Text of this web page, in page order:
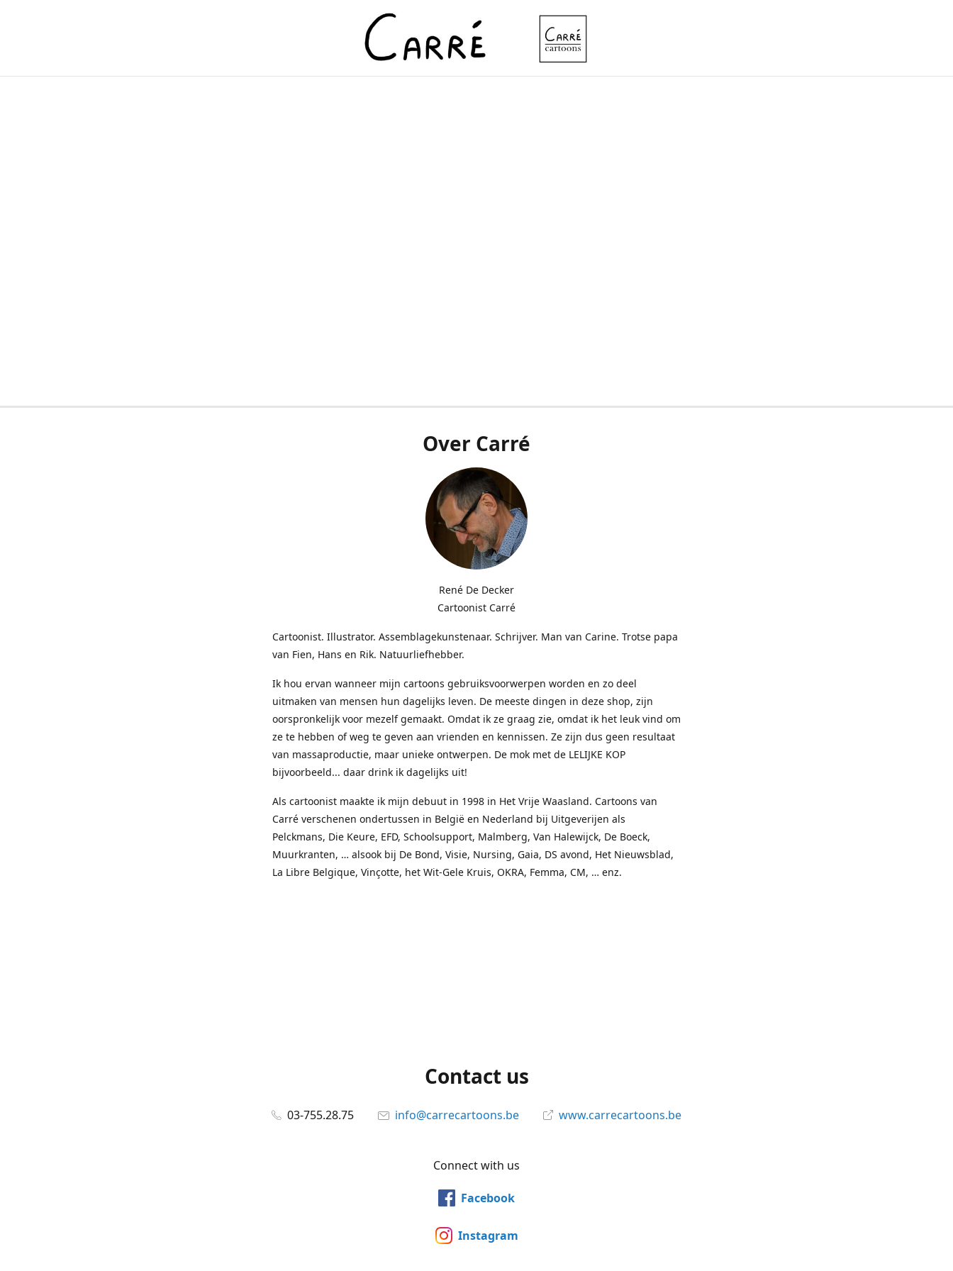
Over Carré
René De Decker
Cartoonist Carré
Cartoonist. Illustrator. Assemblagekunstenaar. Schrijver. Man van Carine. Trotse papa
van Fien, Hans en Rik. Natuurliefhebber.
Ik hou ervan wanneer mijn cartoons gebruiksvoorwerpen worden en zo deel
uitmaken van mensen hun dagelijks leven. De meeste dingen in deze shop, zijn
oorspronkelijk voor mezelf gemaakt. Omdat ik ze graag zie, omdat ik het leuk vind om
ze te hebben of weg te geven aan vrienden en kennissen. Ze zijn dus geen resultaat
van massaproductie, maar unieke ontwerpen. De mok met de LELIJKE KOP
bijvoorbeeld... daar drink ik dagelijks uit!
Als cartoonist maakte ik mijn debuut in 1998 in Het Vrije Waasland. Cartoons van
Carré verschenen ondertussen in België en Nederland bij Uitgeverijen als
Pelckmans, Die Keure, EFD, Schoolsupport, Malmberg, Van Halewijck, De Boeck,
Muurkranten, … alsook bij De Bond, Visie, Nursing, Gaia, DS avond, Het Nieuwsblad,
La Libre Belgique, Vinçotte, het Wit-Gele Kruis, OKRA, Femma, CM, … enz.
Contact us
03-755.28.75 info@carrecartoons.be www.carrecartoons.be
Connect with us
Facebook
Instagram